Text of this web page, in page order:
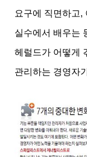
요구에 직면하고,
실수에서 배우는
헤럴드가 어떻게
관리하는 경영자